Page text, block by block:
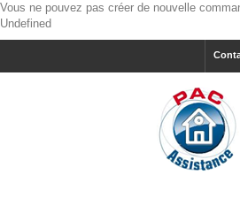
Vous ne pouvez pas créer de nouvelle
Undefined